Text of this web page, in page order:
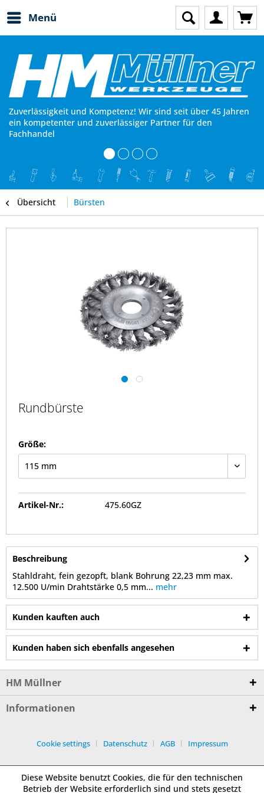
Menü
Zuverlässigkeit und Kompetenz! Wir sind seit über 45 Jahren
ein kompetenter und zuverlässiger Partner für den
Fachhandel
Übersicht Bürsten
Rundbürste
Größe:
Artikel-Nr.: 475.60GZ
Beschreibung
Stahldraht, fein gezopft, blank Bohrung 22,23 mm max.
12.500 U/min Drahtstärke 0,5 mm... mehr
Kunden kauften auch
Kunden haben sich ebenfalls angesehen
HM Müllner
Informationen
Cookie settings Datenschutz AGB Impressum
Diese Website benutzt Cookies, die für den technischen
Betrieb der Website erforderlich sind und stets gesetzt